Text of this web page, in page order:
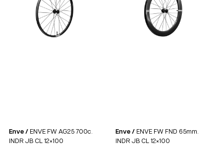
Enve / ENVE FW AG25 700c.
INDR JB CL 12×100
Enve / ENVE FW FND 65mm.
INDR JB CL 12×100